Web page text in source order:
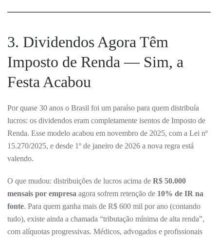
3. Dividendos Agora Têm
Imposto de Renda — Sim, a
Festa Acabou
Por quase 30 anos o Brasil foi um paraíso para quem distribuía
lucros: os dividendos eram completamente isentos de Imposto de
Renda. Esse modelo acabou em novembro de 2025, com a Lei nº
15.270/2025, e desde 1º de janeiro de 2026 a nova regra está
valendo.
O que mudou: distribuições de lucros acima de R$ 50.000
mensais por empresa agora sofrem retenção de 10% de IR na
fonte. Para quem ganha mais de R$ 600 mil por ano (contando
tudo), existe ainda a chamada “tributação mínima de alta renda”,
com alíquotas progressivas. Médicos, advogados e profissionais